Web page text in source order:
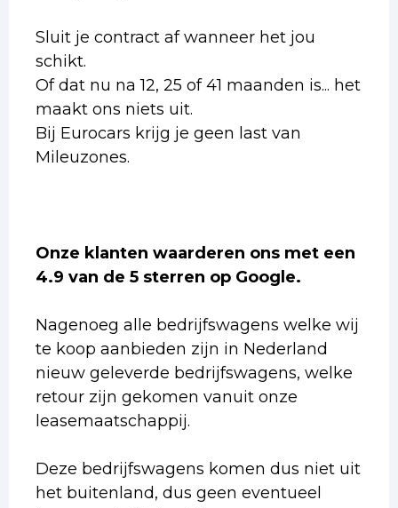
Sluit je contract af wanneer het jou
schikt.
Of dat nu na 12, 25 of 41 maanden is... het
maakt ons niets uit.
Bij Eurocars krijg je geen last van
Mileuzones.
Onze klanten waarderen ons met een
4.9 van de 5 sterren op Google.
Nagenoeg alle bedrijfswagens welke wij
te koop aanbieden zijn in Nederland
nieuw geleverde bedrijfswagens, welke
retour zijn gekomen vanuit onze
leasemaatschappij.
Deze bedrijfswagens komen dus niet uit
het buitenland, dus geen eventueel